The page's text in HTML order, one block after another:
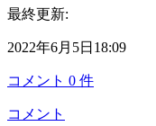
最終更新:
2022年6月5日18:09
コメント 0 件
コメント